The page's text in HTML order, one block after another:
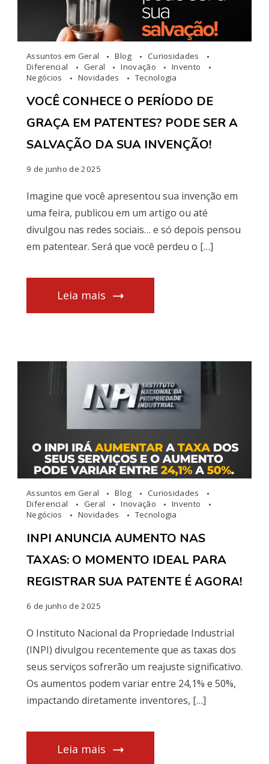
Assuntos em Geral Blog
Curiosidades
Diferencial
Geral Inovação
Invento
Negócios
Novidades Tecnologia
VOCÊ CONHECE O PERÍODO DE
GRAÇA EM PATENTES? PODE SER A
SALVAÇÃO DA SUA INVENÇÃO!
9 de junho de 2025
Imagine que você apresentou sua invenção em
uma feira, publicou em um artigo ou até
divulgou nas redes sociais… e só depois pensou
em patentear. Será que você perdeu o […]
Leia mais
Assuntos em Geral Blog
Curiosidades
Diferencial
Geral Inovação
Invento
Negócios
Novidades Tecnologia
INPI ANUNCIA AUMENTO NAS
TAXAS: O MOMENTO IDEAL PARA
REGISTRAR SUA PATENTE É AGORA!
6 de junho de 2025
O Instituto Nacional da Propriedade Industrial
(INPI) divulgou recentemente que as taxas dos
seus serviços sofrerão um reajuste significativo.
Os aumentos podem variar entre 24,1% e 50%,
impactando diretamente inventores, […]
Leia mais